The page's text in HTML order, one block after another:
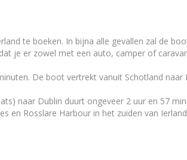
te boeken. In bijna alle gevallen zal de
je er zowel met een auto, camper of
De boot vertrekt vanuit Schotland
naar Dublin duurt ongeveer 2 uur en 57
en Rosslare Harbour in het zuiden van